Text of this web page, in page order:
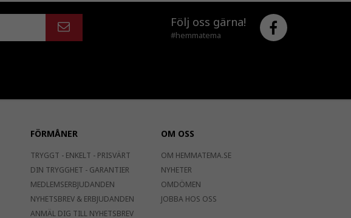
Följ oss gärna!
#hemmatema
FÖRMÅNER
TRYGGT - ENKELT - PRISVÄRT
DIN TRYGGHET - GARANTIER
MEDLEMSERBJUDANDEN
NYHETSBREV & ERBJUDANDEN
ANMÄL DIG TILL NYHETSBREV
OM OSS
OM HEMMATEMA.SE
NYHETER
OMDÖMEN
JOBBA HOS OSS